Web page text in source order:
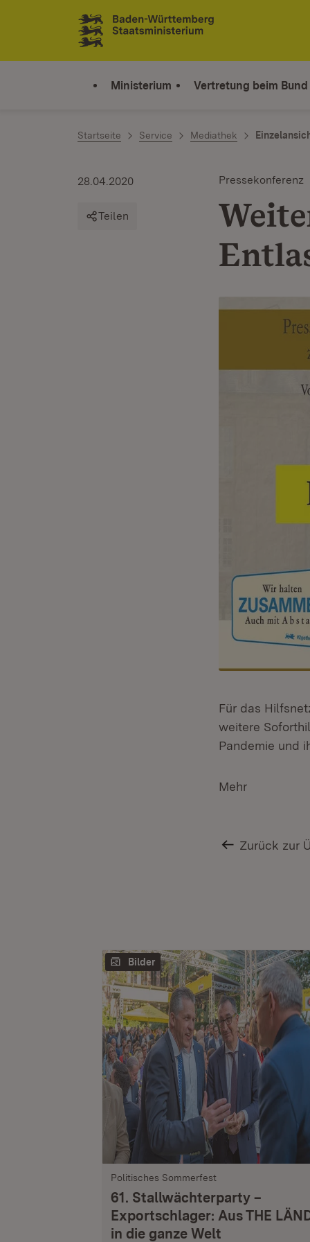
Zum Inhalt springen
Link zur Startseite
Ministerium Vertretung beim Bund
Startseite Service Mediathek
Pressekonferenz
28.04.2020
Teilen
Für das
weitere
Pandemie und
Mehr
Zurück zur
Bilder
Politisches Sommerfest
61. Stallwächterparty –
Exportschlager: Aus THE
in die ganze Welt